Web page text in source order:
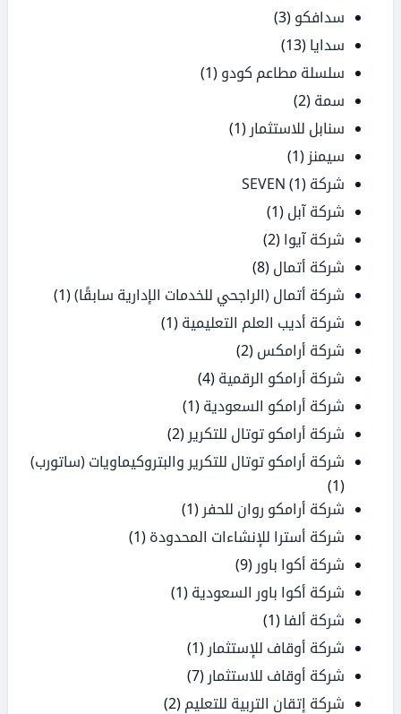
سدافكو (3)
سدايا (13)
سلسلة مطاعم كودو (1)
سمة (2)
سنابل للاستثمار (1)
سيمنز (1)
شركة SEVEN (1)
شركة آبل (1)
شركة آيوا (2)
شركة أتمال (8)
شركة أتمال (الراجحي للخدمات الإدارية سابقًا)(1)
شركة أديب العلم التعليمية (1)
شركة أرامكس (2)
شركة أرامكو الرقمية (4)
شركة أرامكو السعودية (1)
شركة أرامكو توتال للتكرير (2)
شركة أرامكو توتال للتكرير والبتروكيماويات (ساتورب)
(1)
شركة أرامكو روان للحفر (1)
شركة أسترا للإنشاءات المحدودة (1)
شركة أكوا باور (9)
شركة أكوا باور السعودية (1)
شركة ألفا (1)
شركة أوقاف للإستثمار (1)
شركة أوقاف للاستثمار (7)
شركة إتقان التربية للتعليم (2)